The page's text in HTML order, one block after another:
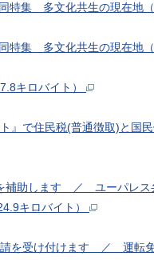
集 多文化共生の現在地（
集 多文化共生の現在地（
キロバイト）
で住民税(普通徴取)と国
補助します ／ ユーパレ
キロバイト）
を受け付けます ／ 運転